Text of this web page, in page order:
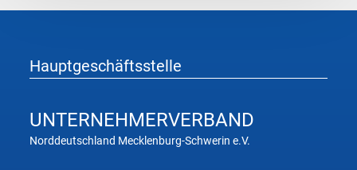
für
Region
Nordwestmecklenburg
Hauptgeschäftsstelle
UNTERNEHMERVERBAND
Norddeutschland Mecklenburg-Schwerin e.V.